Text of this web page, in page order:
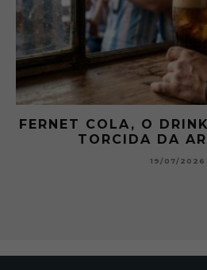
FERNET COLA, O
TORCIDA DA
19/07/2026